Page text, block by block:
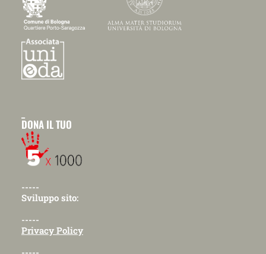
DONA IL TUO
-----
Sviluppo sito:
-----
Privacy Policy